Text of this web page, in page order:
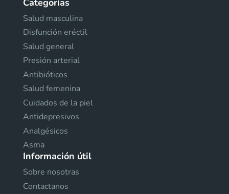
Salud masculina
Disfunción eréctil
Salud general
Presión arterial
Antibióticos
Salud femenina
Cuidados de la piel
Antidepresivos
Analgésicos
Asma
Información útil
Sobre nosotras
Contactanos